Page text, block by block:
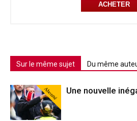
ACHETER
Sur le même sujet Du même
Abonné Une nouvelle